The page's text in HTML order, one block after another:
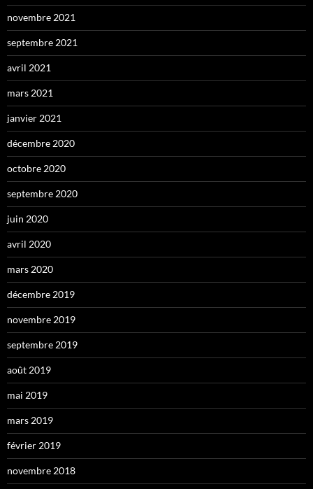
novembre 2021
septembre 2021
avril 2021
mars 2021
janvier 2021
décembre 2020
octobre 2020
septembre 2020
juin 2020
avril 2020
mars 2020
décembre 2019
novembre 2019
septembre 2019
août 2019
mai 2019
mars 2019
février 2019
novembre 2018